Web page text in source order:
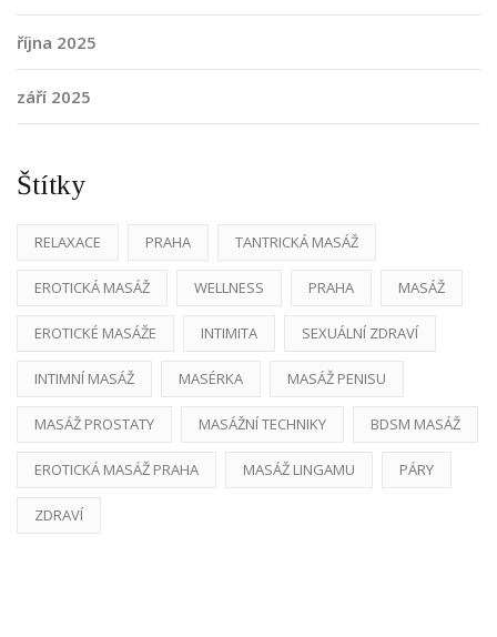
října 2025
září 2025
Štítky
RELAXACE PRAHA TANTRICKÁ MASÁŽ
EROTICKÁ MASÁŽ WELLNESS PRAHA MASÁŽ
EROTICKÉ MASÁŽE INTIMITA SEXUÁLNÍ ZDRAVÍ
INTIMNÍ MASÁŽ MASÉRKA MASÁŽ PENISU
MASÁŽ PROSTATY MASÁŽNÍ TECHNIKY BDSM MASÁŽ
EROTICKÁ MASÁŽ PRAHA MASÁŽ LINGAMU PÁRY
ZDRAVÍ